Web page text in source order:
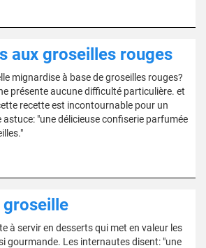
aux groseilles rouges
mignardise à base de groseilles rouges?
présente aucune difficulté particulière. et
recette est incontournable pour un
"une délicieuse confiserie parfumée
groseille
à servir en desserts qui met en valeur les
gourmande. Les internautes disent: "une